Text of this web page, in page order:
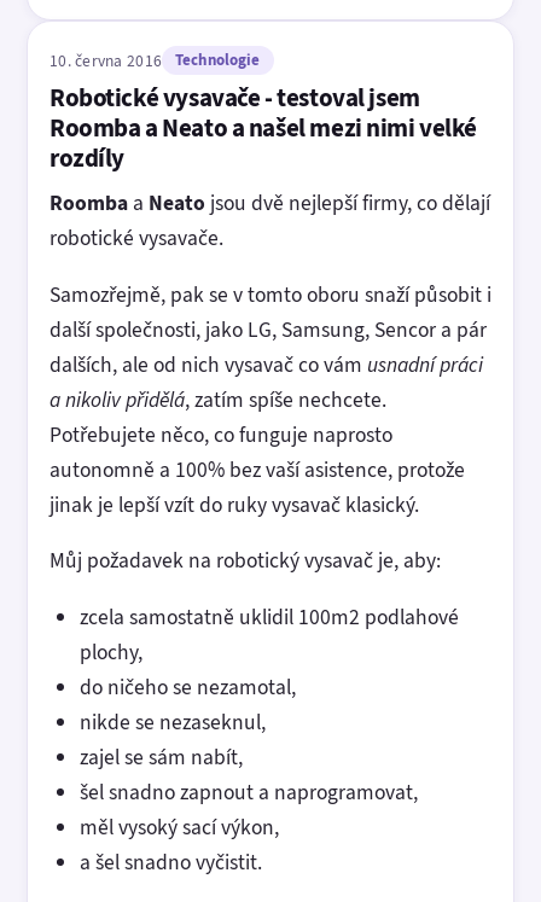
10. června 2016 Technologie
Robotické vysavače - testoval jsem
Roomba a Neato a našel mezi nimi velké
rozdíly
Roomba a Neato jsou dvě nejlepší firmy, co dělají
robotické vysavače.
Samozřejmě, pak se v tomto oboru snaží působit i
další společnosti, jako LG, Samsung, Sencor a pár
dalších, ale od nich vysavač co vám usnadní práci
a nikoliv přidělá, zatím spíše nechcete.
Potřebujete něco, co funguje naprosto
autonomně a 100% bez vaší asistence, protože
jinak je lepší vzít do ruky vysavač klasický.
Můj požadavek na robotický vysavač je, aby:
zcela samostatně uklidil 100m2 podlahové
plochy,
do ničeho se nezamotal,
nikde se nezaseknul,
zajel se sám nabít,
šel snadno zapnout a naprogramovat,
měl vysoký sací výkon,
a šel snadno vyčistit.